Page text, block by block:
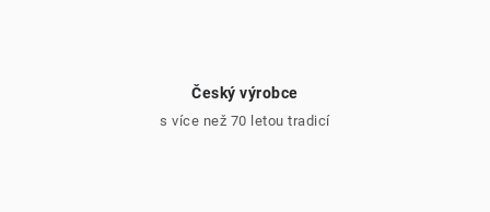
Český výrobce
s více než 70 letou tradicí